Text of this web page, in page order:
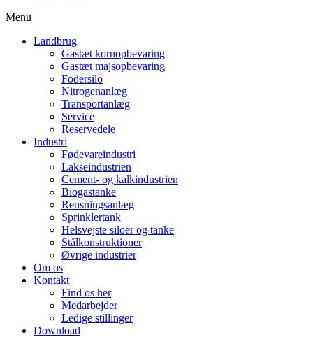
Menu
Landbrug
Gastæt kornopbevaring
Gastæt majsopbevaring
Fodersilo
Nitrogenanlæg
Transportanlæg
Service
Reservedele
Industri
Fødevareindustri
Lakseindustrien
Cement- og kalkindustrien
Biogastanke
Rensningsanlæg
Sprinklertank
Helsvejste siloer og tanke
Stålkonstruktioner
Øvrige industrier
Om os
Kontakt
Find os her
Medarbejder
Ledige stillinger
Download